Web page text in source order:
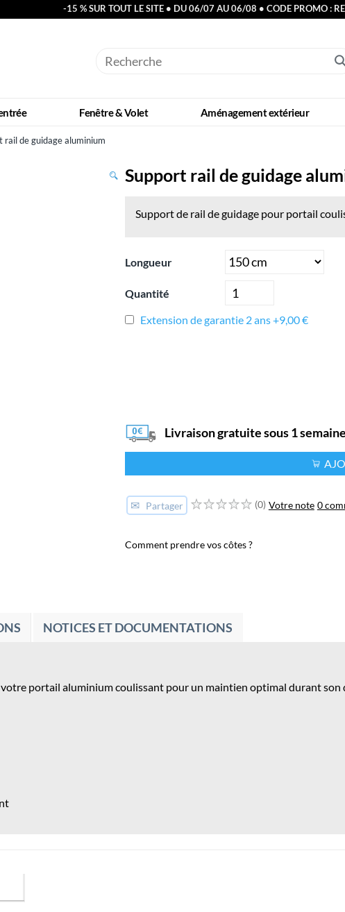
-15 % SUR TOUT LE SITE • DU 06/07 AU 06/08 • CODE PROMO :
Fenêtre & Volet Aménagement extérieur
rail de guidage aluminium
Support rail de guidage
Support de rail de guidage pour portail
Longueur
Quantité
Extension de garantie 2 ans +9,00 €
Livraison gratuite sous 1 semaine
✉ Partager (0) Votre note 0
Comment prendre vos côtes ?
NOTICES ET DOCUMENTATIONS
portail aluminium coulissant pour un maintien optimal durant son